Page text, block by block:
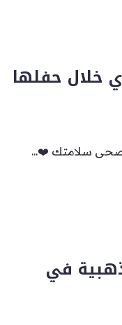
خلال حفلها
سلامتك ❤️...
في